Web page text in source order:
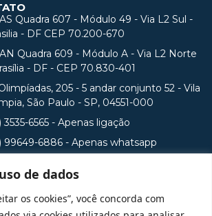
de dados
os cookies”, você concorda com
Quadra 607 - Módulo 49 - Via L2 Sul -
- DF CEP 70.200-670
Quadra 609 - Módulo A - Via L2 Norte
- DF - CEP 70.830-401
205 - 5 andar conjunto 52 - Vila
São Paulo - SP, 04551-000
3535-6565 - Apenas ligação
99649-6886 - Apenas whatsapp
aqui o cadastro da Instituição no Sistema e-
MEC